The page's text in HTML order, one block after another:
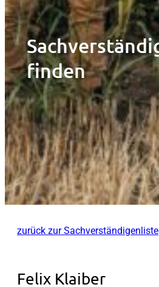
finden
zurück zur Sachverständigenliste
Felix Klaiber